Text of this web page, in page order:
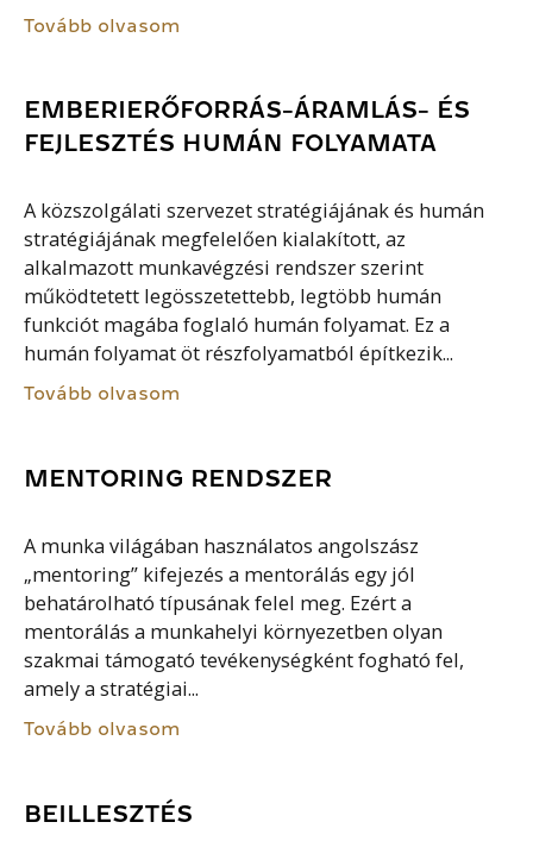
Tovább olvasom
EMBERIERŐFORRÁS-ÁRAMLÁS- ÉS
FEJLESZTÉS HUMÁN FOLYAMATA
A közszolgálati szervezet stratégiájának és humán
stratégiájának megfelelően kialakított, az
alkalmazott munkavégzési rendszer szerint
működtetett legösszetettebb, legtöbb humán
funkciót magába foglaló humán folyamat. Ez a
humán folyamat öt részfolyamatból építkezik...
Tovább olvasom
MENTORING RENDSZER
A munka világában használatos angolszász
„mentoring” kifejezés a mentorálás egy jól
behatárolható típusának felel meg. Ezért a
mentorálás a munkahelyi környezetben olyan
szakmai támogató tevékenységként fogható fel,
amely a stratégiai...
Tovább olvasom
BEILLESZTÉS